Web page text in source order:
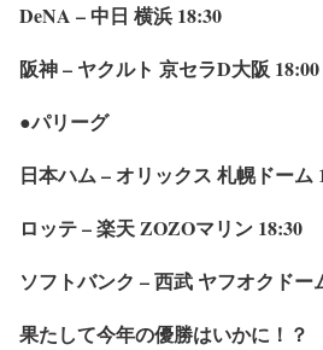
DeNA – 中日 横浜 18:30
阪神 – ヤクルト 京セラD大阪 18:00
●パリーグ
日本ハム – オリックス 札幌ドーム
ロッテ – 楽天 ZOZOマリン 18:30
ソフトバンク – 西武 ヤフオクドー
果たして今年の優勝はいかに！？